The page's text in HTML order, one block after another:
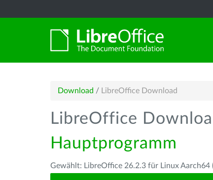
Download / LibreOffice Download
LibreOffice
Hauptprogramm
Gewählt: LibreOffice 26.2.3 für Linux Aarch64